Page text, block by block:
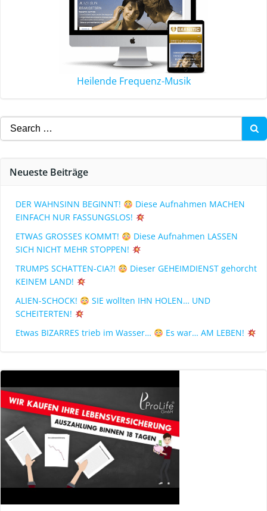
Heilende Frequenz-Musik
Neueste Beiträge
DER WAHNSINN BEGINNT!
Diese Aufnahmen MACHEN
EINFACH NUR FASSUNGSLOS!
ETWAS GROSSES KOMMT!
Diese Aufnahmen LASSEN
SICH NICHT MEHR STOPPEN!
TRUMPS SCHATTEN-CIA?!
Dieser GEHEIMDIENST gehorcht
KEINEM LAND!
ALIEN-SCHOCK!
SIE wollten IHN HOLEN… UND
SCHEITERTEN!
Etwas BIZARRES trieb im Wasser…
Es war… AM LEBEN!